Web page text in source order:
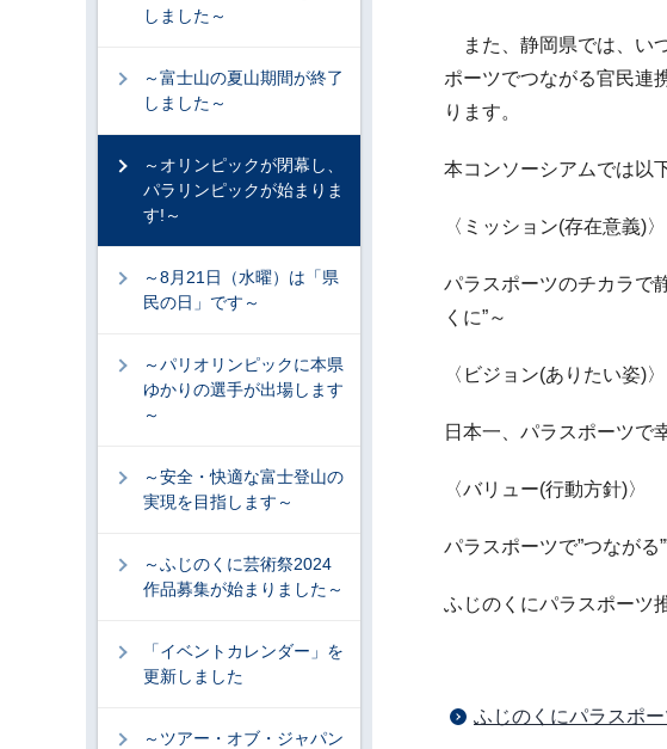
また、静岡県では、い
ポーツでつながる官民連
ります。
本コンソーシアムでは以
〈ミッション(存在意義)〉
パラスポーツのチカラで
くに”～
〈ビジョン(ありたい姿)〉
日本一、パラスポーツで
〈バリュー(行動方針)〉
パラスポーツで”つなが
ふじのくにパラスポーツ
ふじのくにパラスポ
しました～
～富士山の夏山期間が終了
しました～
～オリンピックが閉幕し、
パラリンピックが始まりま
す!～
～8月21日（水曜）は「県
民の日」です～
～パリオリンピックに本県
ゆかりの選手が出場します
～
～安全・快適な富士登山の
実現を目指します～
～ふじのくに芸術祭2024
作品募集が始まりました～
「イベントカレンダー」を
更新しました
～ツアー・オブ・ジャパン